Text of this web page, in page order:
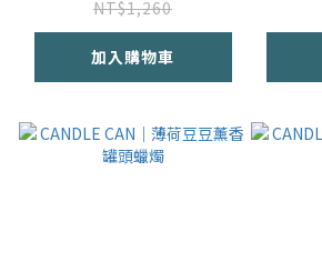
NT$1,260
加入購物車